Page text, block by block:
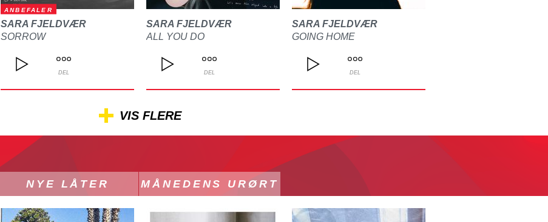
ANBEFALER
SARA FJELDVÆR
SORROW
DEL
SARA FJELDVÆR
ALL YOU DO
DEL
SARA FJELDVÆR
GOING HOME
DEL
VIS FLERE
NYE LÅTER MÅNEDENS URØRT